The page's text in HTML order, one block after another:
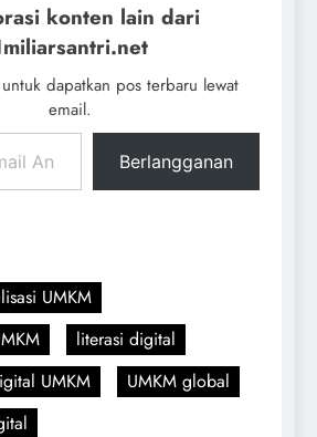
konten lain dari
dapatkan pos terbaru lewat
email.
Berlangganan
UMKM
literasi digital
UMKM
UMKM global